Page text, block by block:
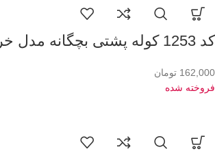
کد 1253 کوله پشتی بچگانه مدل خرسی
162,000 تومان
فروخته شده